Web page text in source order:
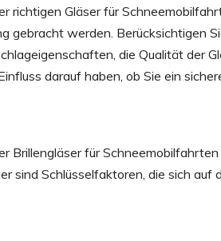
richtigen Gläser für
gebracht werden. Berücksichtigen
die Qualität der
darauf haben, ob Sie ein
Brillengläser für
sind Schlüsselfaktoren, die sich auf